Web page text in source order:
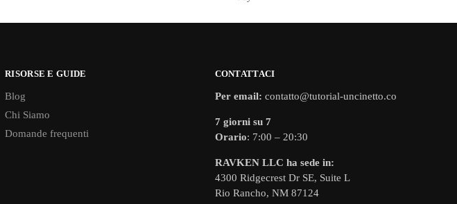
RISORSE E GUIDE
Blog
Chi Siamo
Domande frequenti
CONTATTACI
Per email: contatto@tutorial-uncinetto.co
7 giorni su 7
Orario: 7:00 – 20:30
RAVKEN LLC ha sede in:
4300 Ridgecrest Dr SE, Suite L
Rio Rancho, NM 87124